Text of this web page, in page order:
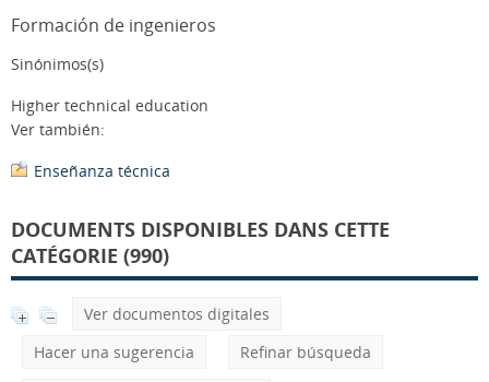
Formación de ingenieros
Sinónimos(s)
Higher technical education
Ver también:
Enseñanza técnica
DOCUMENTS DISPONIBLES DANS CETTE
CATÉGORIE (990)
Ver documentos digitales
Hacer una sugerencia
Refinar búsqueda